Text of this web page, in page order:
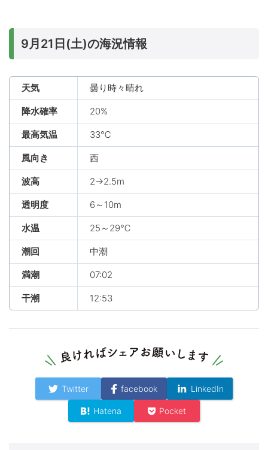
9月21日(土)の海況情報
天気 曇り時々晴れ
降水確率 20%
最高気温 33℃
風向き 西
波高 2→2.5m
透明度 6～10m
水温 25～29℃
潮回 中潮
満潮 07:02
干潮 12:53
Twitter facebook LinkedIn
Hatena Pocket